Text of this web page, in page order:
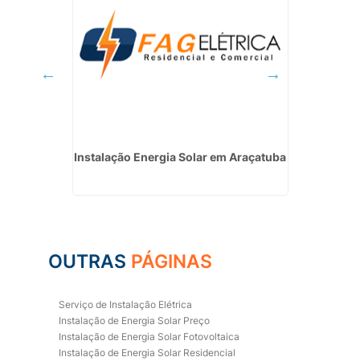
Instalação Energia Solar em Araçatuba
OUTRAS PÁGINAS
Serviço de Instalação Elétrica
Instalação de Energia Solar Preço
Instalação de Energia Solar Fotovoltaica
Instalação de Energia Solar Residencial